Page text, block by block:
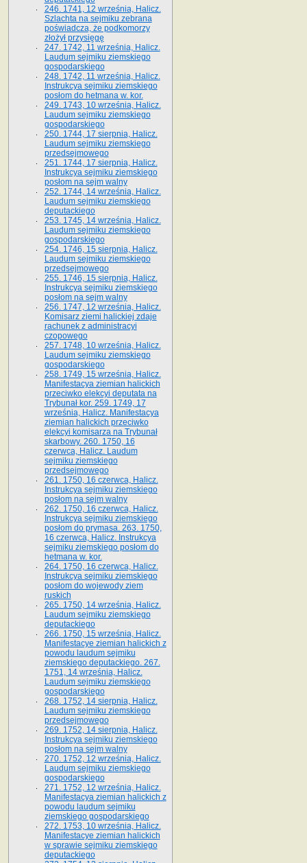
246. 1741, 12 września, Halicz.
Szlachta na sejmiku zebrana
poświadcza, że podkomorzy
złożył przysięgę
247. 1742, 11 września, Halicz.
Laudum sejmiku ziemskiego
gospodarskiego
248. 1742, 11 września, Halicz.
Instrukcya sejmiku ziemskiego
posłom do hetmana w. kor.
249. 1743, 10 września, Halicz.
Laudum sejmiku ziemskiego
gospodarskiego
250. 1744, 17 sierpnia, Halicz.
Laudum sejmiku ziemskiego
przedsejmowego
251. 1744, 17 sierpnia, Halicz.
Instrukcya sejmiku ziemskiego
posłom na sejm walny
252. 1744, 14 września, Halicz.
Laudum sejmiku ziemskiego
deputackiego
253. 1745, 14 września, Halicz.
Laudum sejmiku ziemskiego
gospodarskiego
254. 1746, 15 sierpnia, Halicz.
Laudum sejmiku ziemskiego
przedsejmowego
255. 1746, 15 sierpnia, Halicz.
Instrukcya sejmiku ziemskiego
posłom na sejm walny
256. 1747, 12 września, Halicz.
Komisarz ziemi halickiej zdaje
rachunek z administracyi
czopowego
257. 1748, 10 września, Halicz.
Laudum sejmiku ziemskiego
gospodarskiego
258. 1749, 15 września, Halicz.
Manifestacya ziemian halickich
przeciwko elekcyi deputata na
Trybunał kor. 259. 1749, 17
września, Halicz. Manifestacya
ziemian halickich przeciwko
elekcyi komisarza na Trybunał
skarbowy. 260. 1750, 16
czerwca, Halicz. Laudum
sejmiku ziemskiego
przedsejmowego
261. 1750, 16 czerwca, Halicz.
Instrukcya sejmiku ziemskiego
posłom na sejm walny
262. 1750, 16 czerwca, Halicz.
Instrukcya sejmiku ziemskiego
posłom do prymasa. 263. 1750,
16 czerwca, Halicz. Instrukcya
sejmiku ziemskiego posłom do
hetmana w. kor.
264. 1750, 16 czerwca, Halicz.
Instrukcya sejmiku ziemskiego
posłom do wojewody ziem
ruskich
265. 1750, 14 września, Halicz.
Laudum sejmiku ziemskiego
deputackiego
266. 1750, 15 września, Halicz.
Manifestacye ziemian halickich z
powodu laudum sejmiku
ziemskiego deputackiego. 267.
1751, 14 września, Halicz.
Laudum sejmiku ziemskiego
gospodarskiego
268. 1752, 14 sierpnia, Halicz.
Laudum sejmiku ziemskiego
przedsejmowego
269. 1752, 14 sierpnia, Halicz.
Instrukcya sejmiku ziemskiego
posłom na sejm walny
270. 1752, 12 września, Halicz.
Laudum sejmiku ziemskiego
gospodarskiego
271. 1752, 12 września, Halicz.
Manifestacya ziemian halickich z
powodu laudum sejmiku
ziemskiego gospodarskiego
272. 1753, 10 września, Halicz.
Manifestacye ziemian halickich
w sprawie sejmiku ziemskiego
deputackiego